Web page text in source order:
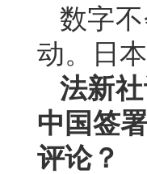
数字
动。日
法新
中国签
评论？